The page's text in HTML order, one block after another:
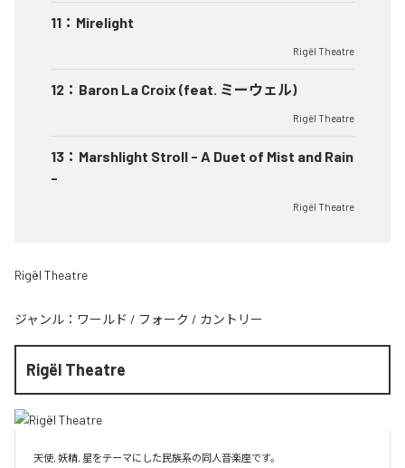
11 ： Mirelight
Rigël Theatre
12 ： Baron La Croix (feat. ミーウェル)
Rigël Theatre
13 ： Marshlight Stroll - A Duet of Mist and Rain
-
Rigël Theatre
Rigël Theatre
ジャンル： ワールド / フォーク / カントリー
Rigël Theatre
天使, 妖精, 星をテーマにした民族系の同人音楽座です。